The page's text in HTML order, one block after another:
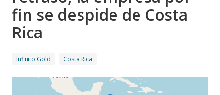
fin se despide de Costa
Rica
Infinito Gold Costa Rica